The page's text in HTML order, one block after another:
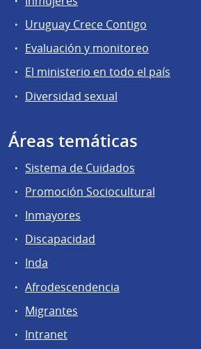
Uruguay Crece Contigo
Evaluación y monitoreo
El ministerio en todo el país
Diversidad sexual
Áreas temáticas
Sistema de Cuidados
Promoción Sociocultural
Inmayores
Discapacidad
Inda
Afrodescendencia
Migrantes
Intranet